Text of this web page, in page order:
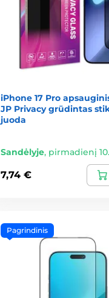
iPhone 17 Pro
JP Privacy grūdintas
juoda
Sandėlyje, pirmadienį
7,74 €
Pagrindinis